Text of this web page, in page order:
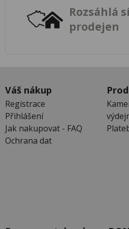
Rozsáhlá
prodejen
Váš nákup
Registrace
Přihlášení
Jak nakupovat - FAQ
Ochrana dat